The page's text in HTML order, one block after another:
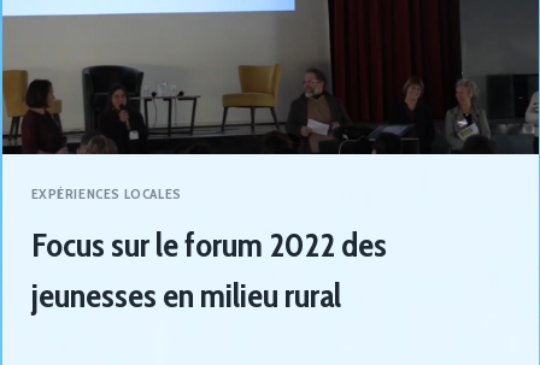
EXPÉRIENCES LOCALES
Focus sur le forum 2022 des
jeunesses en milieu rural